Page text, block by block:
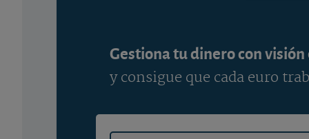
Gestiona tu dinero con
y consigue que cada euro